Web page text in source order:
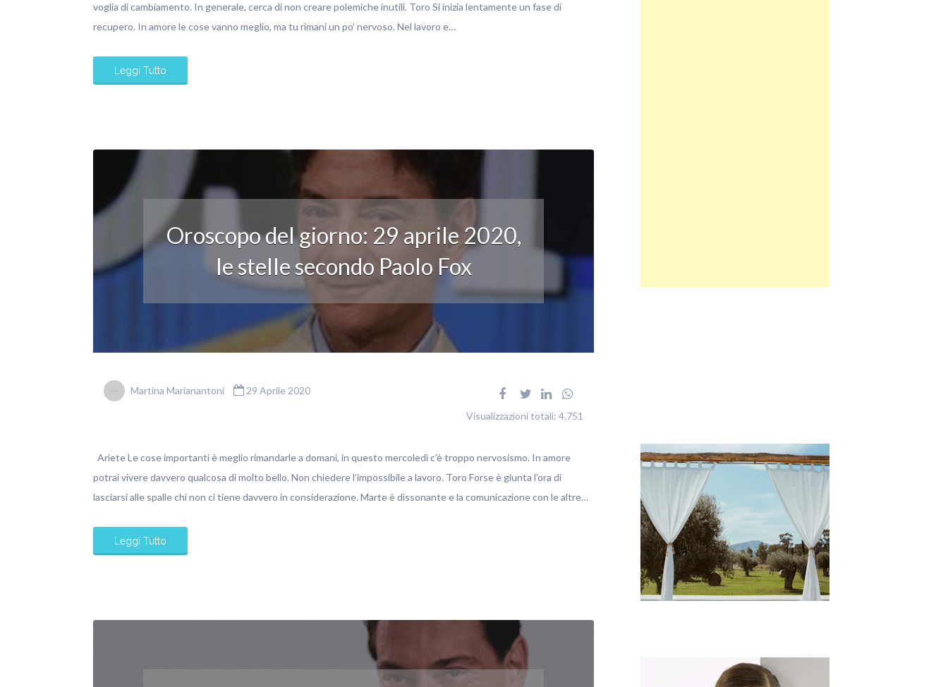
voglia di cambiamento. In generale, cerca di non creare polemiche inutili. Toro Si inizia lentamente un fase di
recupero. In amore le cose vanno meglio, ma tu rimani un po’ nervoso. Nel lavoro e…
Leggi Tutto
Oroscopo del giorno: 29 aprile 2020,
le stelle secondo Paolo Fox
Martina Marianantoni 29 Aprile 2020
Visualizzazioni totali: 4.751
Ariete Le cose importanti è meglio rimandarle a domani, in questo mercoledì c’è troppo nervosismo. In amore
potrai vivere davvero qualcosa di molto bello. Non chiedere l’impossibile a lavoro. Toro Forse è giunta l’ora di
lasciarsi alle spalle chi non ci tiene davvero in considerazione. Marte è dissonante e la comunicazione con le altre…
Leggi Tutto